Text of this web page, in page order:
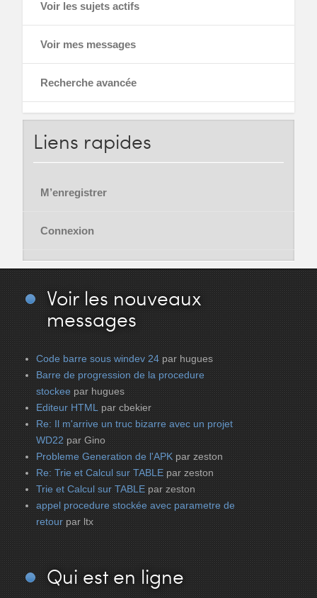
Voir les sujets actifs
Voir mes messages
Recherche avancée
Liens rapides
M’enregistrer
Connexion
Voir les nouveaux
messages
Code barre sous windev 24 par hugues
Barre de progression de la procedure
stockee par hugues
Editeur HTML par cbekier
Re: Il m'arrive un truc bizarre avec un projet
WD22 par Gino
Probleme Generation de l'APK par zeston
Re: Trie et Calcul sur TABLE par zeston
Trie et Calcul sur TABLE par zeston
appel procedure stockée avec parametre de
retour par ltx
Qui est en ligne